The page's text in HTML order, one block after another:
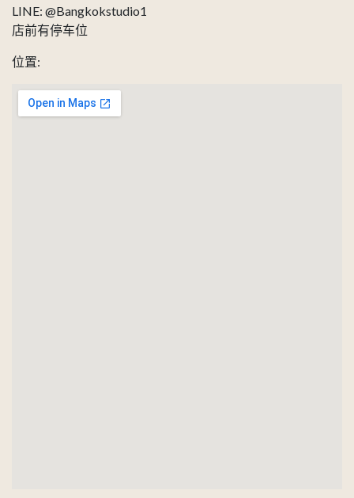
LINE: @Bangkokstudio1
店前有停车位
位置: